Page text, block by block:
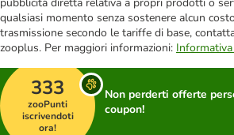
qualsiasi momento senza sostenere alcun
trasmissione secondo le tariffe di base,
zooplus. Per maggiori informazioni:
333
zooPunti
iscrivendoti
ora!
Non perderti offerte
coupon!